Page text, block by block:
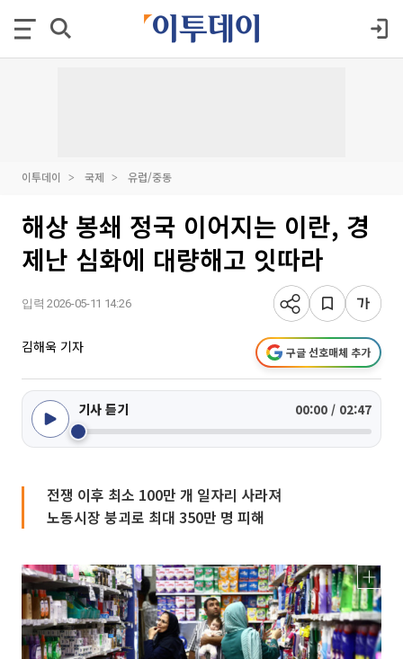
이투데이 국제 유럽/중동
해상 봉쇄 정국 이어지는 이란, 경
제난 심화에 대량해고 잇따라
입력 2026-05-11 14:26
김해욱 기자 구글 선호매체 추가
기사 듣기 00:00 / 02:47
전쟁 이후 최소 100만 개 일자리 사라져
노동시장 붕괴로 최대 350만 명 피해